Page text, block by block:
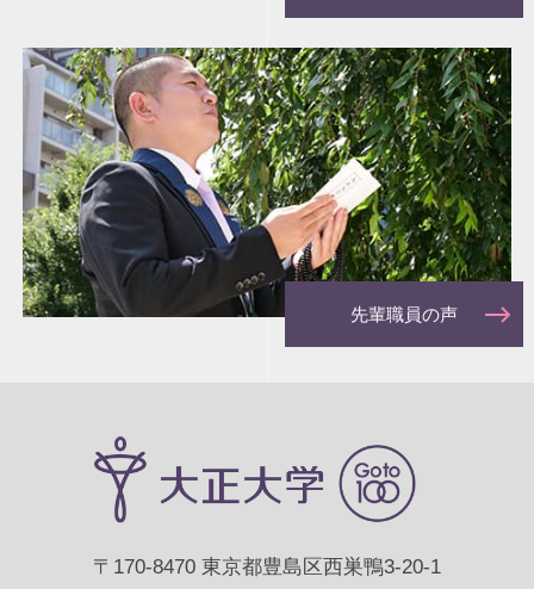
先輩職員の声
〒170-8470 東京都豊島区西巣鴨3-20-1